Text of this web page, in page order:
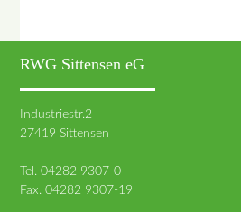
RWG Sittensen eG
Industriestr.2
27419 Sittensen
Tel. 04282 9307-0
Fax. 04282 9307-19